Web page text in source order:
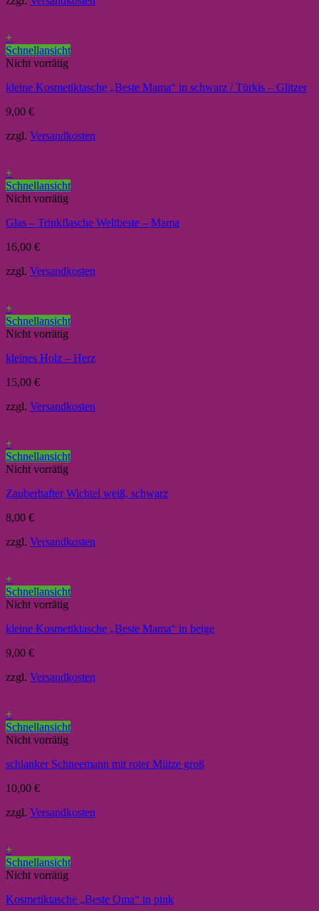
+
Schnellansicht
Nicht vorrätig
kleine Kosmetiktasche „Beste Mama“ in schwarz / Türkis – Glitzer
9,00 €
zzgl. Versandkosten
+
Schnellansicht
Nicht vorrätig
Glas – Trinkflasche Weltbeste – Mama
16,00 €
zzgl. Versandkosten
+
Schnellansicht
Nicht vorrätig
kleines Holz – Herz
15,00 €
zzgl. Versandkosten
+
Schnellansicht
Nicht vorrätig
Zauberhafter Wichtel weiß, schwarz
8,00 €
zzgl. Versandkosten
+
Schnellansicht
Nicht vorrätig
kleine Kosmetiktasche „Beste Mama“ in beige
9,00 €
zzgl. Versandkosten
+
Schnellansicht
Nicht vorrätig
schlanker Schneemann mit roter Mütze groß
10,00 €
zzgl. Versandkosten
+
Schnellansicht
Nicht vorrätig
Kosmetiktasche „Beste Oma“ in pink